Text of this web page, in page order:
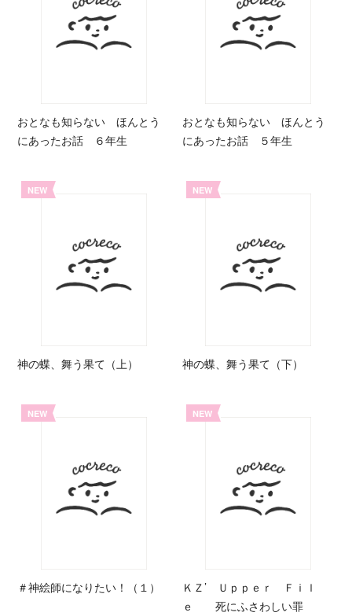
おとなも知らない ほんとう
にあったお話 ６年生
おとなも知らない ほんとう
にあったお話 ５年生
NEW
神の蝶、舞う果て（上）
NEW
神の蝶、舞う果て（下）
NEW
＃神絵師になりたい！（１）
NEW
ＫＺ’ Ｕｐｐｅｒ Ｆｉｌ
ｅ 死にふさわしい罪